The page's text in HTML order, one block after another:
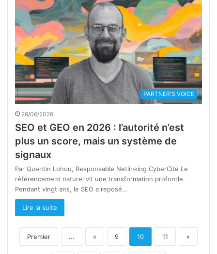
PARTNER'S VOICE
29/06/2026
SEO et GEO en 2026 : l’autorité n’est
plus un score, mais un système de
signaux
Par Quentin Lohou, Responsable Netlinking CyberCité Le
référencement naturel vit une transformation profonde.
Pendant vingt ans, le SEO a reposé…
Lire la suite
Premier ... « 9 10 11 »